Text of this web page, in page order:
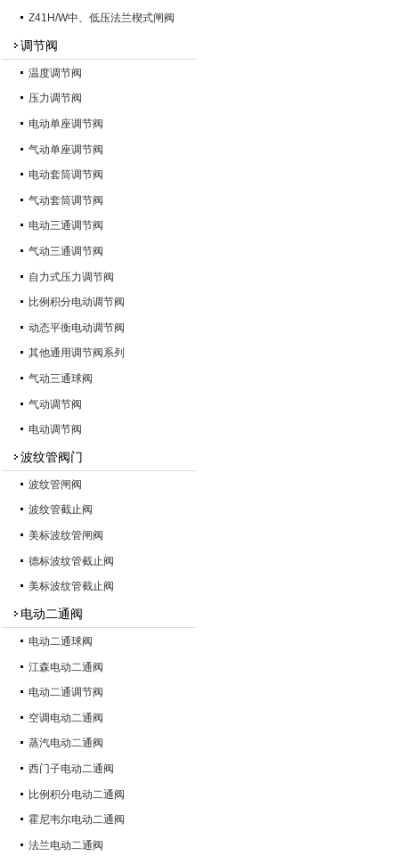
Z41H/W中、低压法兰楔式闸阀
调节阀
温度调节阀
压力调节阀
电动单座调节阀
气动单座调节阀
电动套筒调节阀
气动套筒调节阀
电动三通调节阀
气动三通调节阀
自力式压力调节阀
比例积分电动调节阀
动态平衡电动调节阀
其他通用调节阀系列
气动三通球阀
气动调节阀
电动调节阀
波纹管阀门
波纹管闸阀
波纹管截止阀
美标波纹管闸阀
德标波纹管截止阀
美标波纹管截止阀
电动二通阀
电动二通球阀
江森电动二通阀
电动二通调节阀
空调电动二通阀
蒸汽电动二通阀
西门子电动二通阀
比例积分电动二通阀
霍尼韦尔电动二通阀
法兰电动二通阀